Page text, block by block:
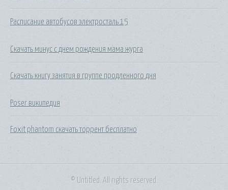
Расписание автобусов электросталь 15
Скачать минус с днем рождения мама журга
Скачать книгу занятия в группе продленного дня
Poser википедия
Foxit phantom скачать торрент бесплатно
© Untitled. All rights reserved.